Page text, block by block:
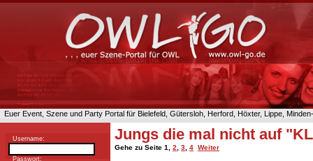
Euer Event, Szene und Party Portal für Bielefeld, Gütersloh, Herford, Höxter, Lippe,
Username:
Passwort:
Jungs die mal nicht auf
Gehe zu Seite 1 2 3 4 Weiter